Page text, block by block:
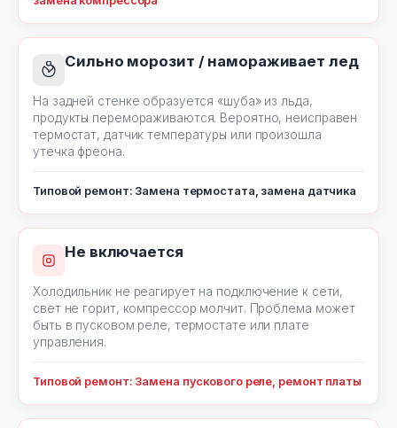
Сильно морозит / намораживает лед
На задней стенке образуется «шуба» из льда,
продукты перемораживаются. Вероятно, неисправен
термостат, датчик температуры или произошла
утечка фреона.
Типовой ремонт: Замена термостата, замена датчика
Не включается
Холодильник не реагирует на подключение к сети,
свет не горит, компрессор молчит. Проблема может
быть в пусковом реле, термостате или плате
управления.
Типовой ремонт: Замена пускового реле, ремонт платы